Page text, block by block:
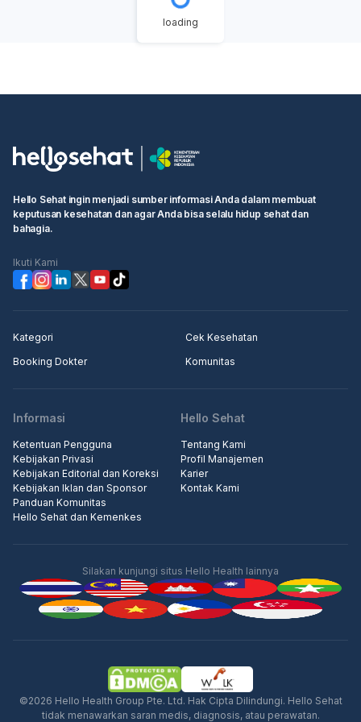
Mataram,Wa 085122668890 Malang,Wa 085122668890
Magelang,Wa 085122668890 Lubuk Linggau,Wa
085122668890 Bogor,Wa 085122668890 Bitung, Wa
085122668890 Bima,Wa 085122668890 Bekasi,Wa
085122668890 Lampung,Wa 085122668890 dan
Balikpapan.Wa 085122668890
gerakan dalam dua jam, atau jika Anda merasa sangat
khawatir, segera konsultasikan dengan dokter
kandungan Anda untuk pemeriksaan lebih lanjut.
saja.
loading
Iklan
Hello Sehat ingin menjadi sumber informasi Anda dalam membuat
keputusan kesehatan dan agar Anda bisa selalu hidup sehat dan
bahagia.
Ikuti Kami
Kategori
Cek Kesehatan
Booking Dokter
Komunitas
Informasi
Ketentuan Pengguna
Kebijakan Privasi
Kebijakan Editorial dan Koreksi
Kebijakan Iklan dan Sponsor
Panduan Komunitas
Hello Sehat dan Kemenkes
Hello Sehat
Tentang Kami
Profil Manajemen
Karier
Kontak Kami
Silakan kunjungi situs Hello Health lainnya
©2026 Hello Health Group Pte. Ltd. Hak Cipta Dilindungi. Hello Sehat
tidak menawarkan saran medis, diagnosis, atau perawatan.